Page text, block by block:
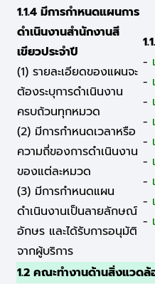
1.1.4 มีการกำหนดแผนการ
ดำเนินงานสำนักงานสี
เขียวประจำปี
(1) รายละเอียดของแผนจะ
ต้องระบุการดำเนินงาน
ครบถ้วนทุกหมวด
(2) มีการกำหนดเวลาหรือ
ความถี่ของการดำเนินงาน
ของแต่ละหมวด
(3) มีการกำหนดแผน
ดำเนินงานเป็นลายลักษณ์
อักษร และได้รับการอนุมัติ
จากผู้บริการ
-
-
-
-
-
-
-
-
-
1.2 คณะทำงานด้านสิ่งแวดล้